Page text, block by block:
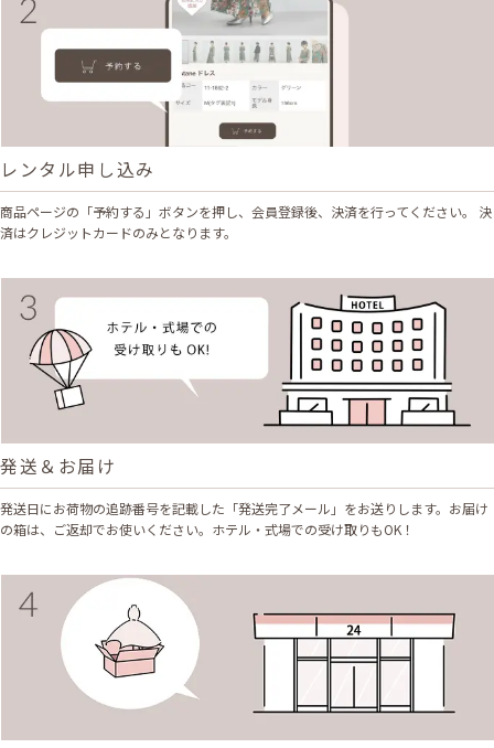
レンタル申し込み
商品ページの「予約する」ボタンを押し、会員登録後、決済を行ってください。 決
済はクレジットカードのみとなります。
発送＆お届け
発送日にお荷物の追跡番号を記載した「発送完了メール」をお送りします。お届け
の箱は、ご返却でお使いください。ホテル・式場での受け取りもOK！